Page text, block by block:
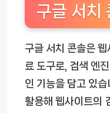
구글 서치
구글 서치 콘솔은
료 도구로, 검색 엔
인 기능을 담고 있
활용해 웹사이트의